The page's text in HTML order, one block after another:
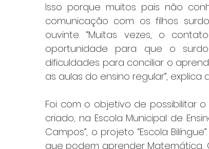
Isso porque muitos pais não
comunicação com os filhos
ouvinte. “Muitas vezes, o
oportunidade para que o
dificuldades para conciliar o
as aulas do ensino regular”,
Foi com o objetivo de possibilitar
criado, na Escola Municipal de
Campos”, o projeto “Escola
que podem aprender Matemática,